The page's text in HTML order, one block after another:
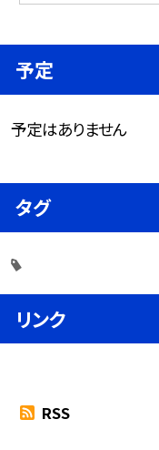
予定
予定はありません
タグ
リンク
RSS